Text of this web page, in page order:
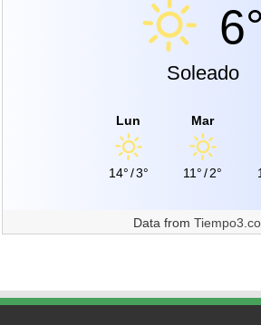
6°
Soleado
Lun
14°/3°
Mar
11° /2°
Data from